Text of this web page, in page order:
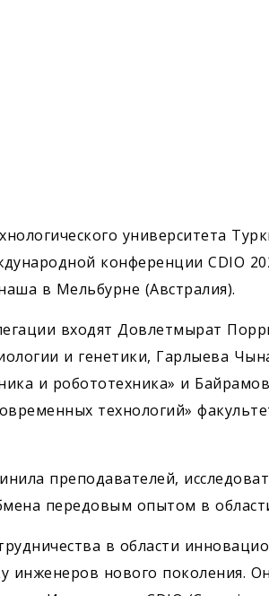
университета
конференции CDIO
в Мельбурне (Австралия).
входят Довлетмырат
и генетики, Гарлыева
и робототехника» и
технологий»
преподавателей,
передовым опытом в
в области
инженеров нового поколения.